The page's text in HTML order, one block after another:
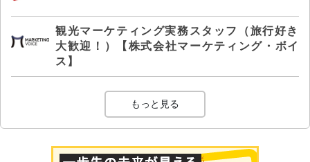
観光マーケティング実務スタッフ（旅行好き
大歓迎！）【株式会社マーケティング・ボイ
ス】
もっと見る